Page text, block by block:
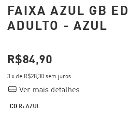
FAIXA AZUL GB
ADULTO - AZUL
R$84,90
3 x de R$28,30 sem juros
Ver mais detalhes
COR: AZUL